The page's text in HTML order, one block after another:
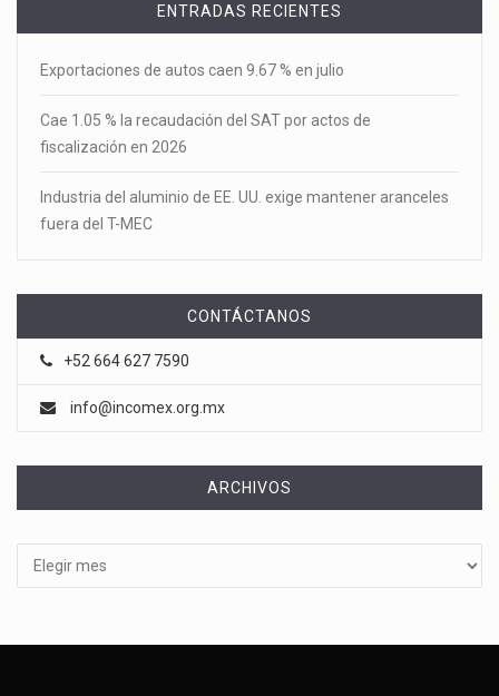
ENTRADAS RECIENTES
Exportaciones de autos caen 9.67 % en julio
Cae 1.05 % la recaudación del SAT por actos de
fiscalización en 2026
Industria del aluminio de EE. UU. exige mantener aranceles
fuera del T-MEC
CONTÁCTANOS
+52 664 627 7590
info@incomex.org.mx
ARCHIVOS